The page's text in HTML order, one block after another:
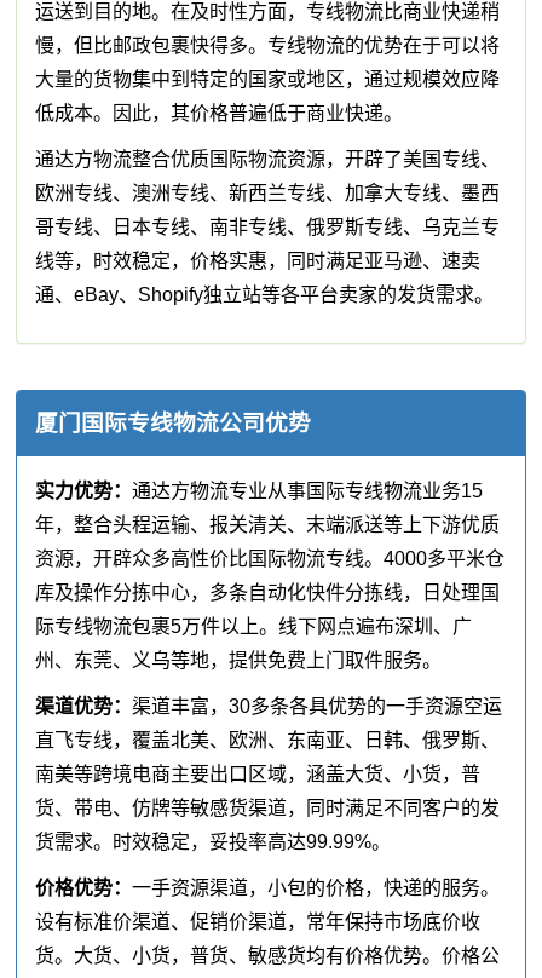
运送到目的地。在及时性方面，专线物流比商业快递稍
慢，但比邮政包裹快得多。专线物流的优势在于可以将
大量的货物集中到特定的国家或地区，通过规模效应降
低成本。因此，其价格普遍低于商业快递。
通达方物流整合优质国际物流资源，开辟了美国专线、
欧洲专线、澳洲专线、新西兰专线、加拿大专线、墨西
哥专线、日本专线、南非专线、俄罗斯专线、乌克兰专
线等，时效稳定，价格实惠，同时满足亚马逊、速卖
通、eBay、Shopify独立站等各平台卖家的发货需求。
厦门国际专线物流公司优势
实力优势：通达方物流专业从事国际专线物流业务15
年，整合头程运输、报关清关、末端派送等上下游优质
资源，开辟众多高性价比国际物流专线。4000多平米仓
库及操作分拣中心，多条自动化快件分拣线，日处理国
际专线物流包裹5万件以上。线下网点遍布深圳、广
州、东莞、义乌等地，提供免费上门取件服务。
渠道优势：渠道丰富，30多条各具优势的一手资源空运
直飞专线，覆盖北美、欧洲、东南亚、日韩、俄罗斯、
南美等跨境电商主要出口区域，涵盖大货、小货，普
货、带电、仿牌等敏感货渠道，同时满足不同客户的发
货需求。时效稳定，妥投率高达99.99%。
价格优势：一手资源渠道，小包的价格，快递的服务。
设有标准价渠道、促销价渠道，常年保持市场底价收
货。大货、小货，普货、敏感货均有价格优势。价格公